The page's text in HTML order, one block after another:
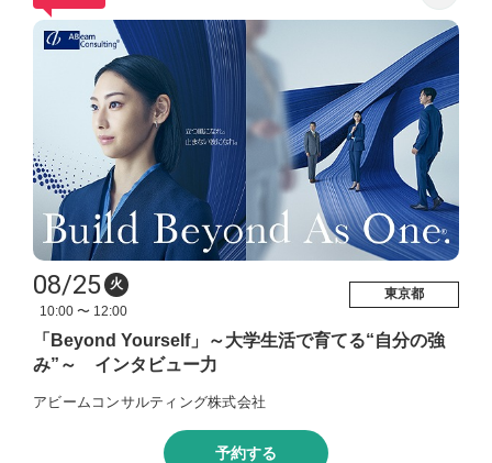
08/25
火
10:00 〜 12:00
東京都
「Beyond Yourself」～大学生活で育てる“自分の強
み”～ インタビュー力
アビームコンサルティング株式会社
予約する